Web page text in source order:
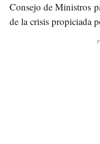
Consejo de Ministros
de la crisis propiciada